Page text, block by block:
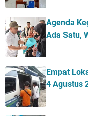
Agenda
Ada Satu,
Empat
4 Agustus